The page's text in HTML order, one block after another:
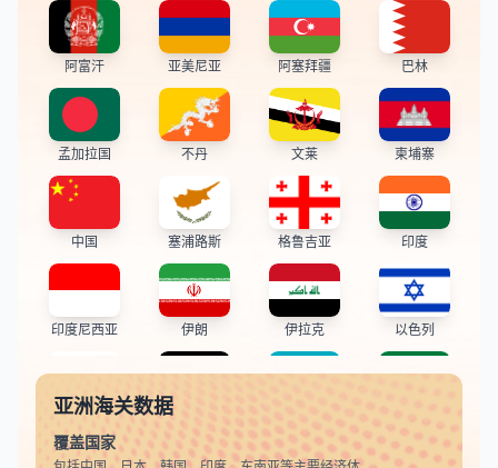
阿富汗 亚美尼亚 阿塞拜疆 巴林
孟加拉国 不丹 文莱 柬埔寨
中国 塞浦路斯 格鲁吉亚 印度
印度尼西亚 伊朗 伊拉克 以色列
日本 哈萨克斯坦 科威特
亚洲海关数据
覆盖国家